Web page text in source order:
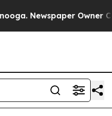
Newspaper Owner